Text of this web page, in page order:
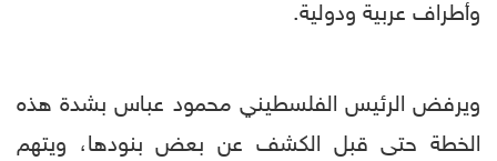
وأطراف عربية ودولية.
ويرفض الرئيس الفلسطيني محمود عباس بشدة هذه
الخطة حتى قبل الكشف عن بعض بنودها، ويتهم